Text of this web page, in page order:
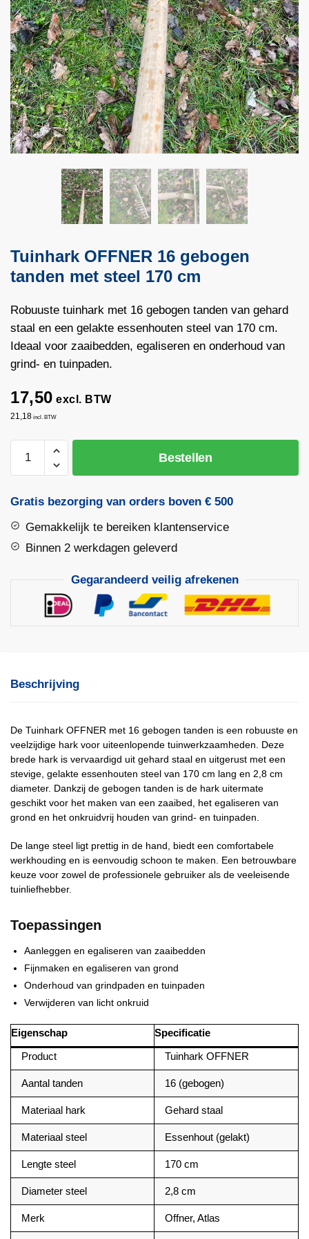
Tuinhark OFFNER 16 gebogen
tanden met steel 170 cm
Robuuste tuinhark met 16 gebogen tanden van gehard
staal en een gelakte essenhouten steel van 170 cm.
Ideaal voor zaaibedden, egaliseren en onderhoud van
grind- en tuinpaden.
17,50 excl. BTW
21,18 incl. BTW
OFFNER
gebogen
met
steel
Bestellen
Gratis bezorging van orders boven € 500
Gemakkelijk te bereiken klantenservice
Binnen 2 werkdagen geleverd
Gegarandeerd veilig afrekenen
Beschrijving
De Tuinhark OFFNER met 16 gebogen tanden is een robuuste en
veelzijdige hark voor uiteenlopende tuinwerkzaamheden. Deze
brede hark is vervaardigd uit gehard staal en uitgerust met een
stevige, gelakte essenhouten steel van 170 cm lang en 2,8 cm
diameter. Dankzij de gebogen tanden is de hark uitermate
geschikt voor het maken van een zaaibed, het egaliseren van
grond en het onkruidvrij houden van grind- en tuinpaden.
De lange steel ligt prettig in de hand, biedt een comfortabele
werkhouding en is eenvoudig schoon te maken. Een betrouwbare
keuze voor zowel de professionele gebruiker als de veeleisende
tuinliefhebber.
Toepassingen
Aanleggen en egaliseren van zaaibedden
Fijnmaken en egaliseren van grond
Onderhoud van grindpaden en tuinpaden
Verwijderen van licht onkruid
Eigenschap
Specificatie
Product
Tuinhark OFFNER
Aantal tanden 16 (gebogen)
Materiaal hark Gehard staal
Materiaal steel Essenhout (gelakt)
Lengte steel 170 cm
Diameter steel 2,8 cm
Merk Offner, Atlas